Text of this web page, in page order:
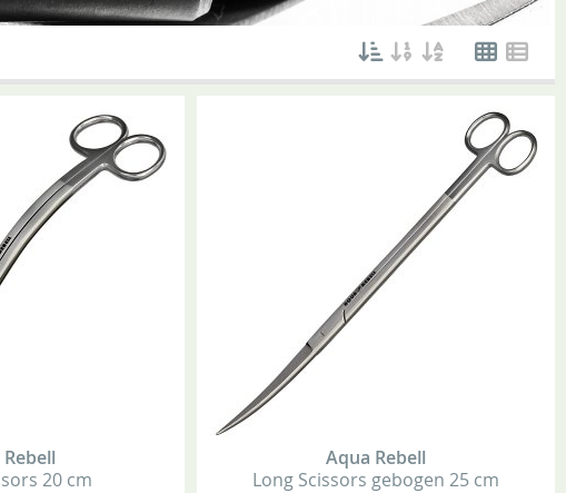
20 cm
Aqua Rebell
Long Scissors gebogen 25 cm